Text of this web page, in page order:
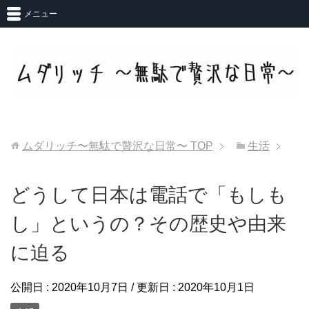
メニュー
ムダリッチ〜無駄で贅沢な日常〜 TOP 生活
どうして日本は電話で「もしも
し」というの？その歴史や由来
に迫る
公開日 : 2020年10月7日 / 更新日 : 2020年10月1日